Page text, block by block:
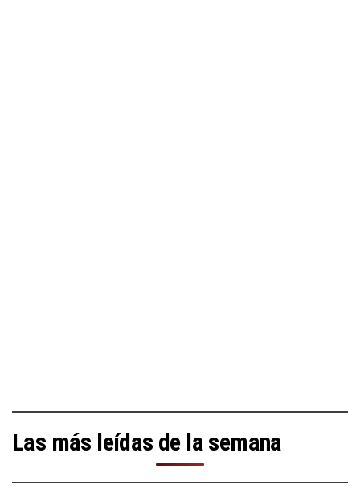
Las más leídas de la semana